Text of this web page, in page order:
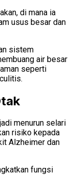
di mana ia
usus besar dan
sistem
air besar
seperti
menurun selari
risiko kepada
Alzheimer dan
fungsi